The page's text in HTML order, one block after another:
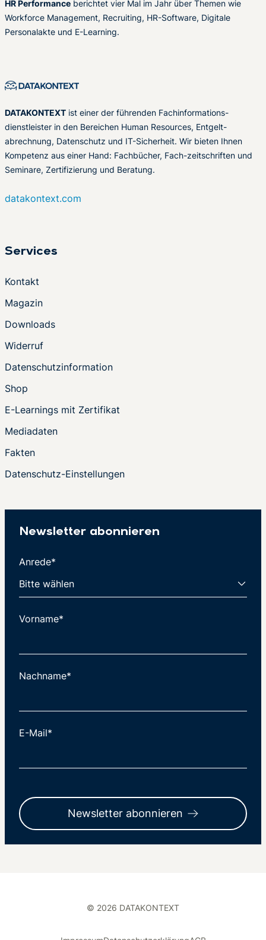
HR Performance berichtet vier Mal im Jahr über Themen wie
Workforce Management, Recruiting, HR-Software, Digitale
Personalakte und E-Learning.
DATAKONTEXT ist einer der führenden Fachinformations-
dienstleister in den Bereichen Human Resources, Entgelt-
abrechnung, Datenschutz und IT-Sicherheit. Wir bieten Ihnen
Kompetenz aus einer Hand: Fachbücher, Fach-zeitschriften und
Seminare, Zertifizierung und Beratung.
datakontext.com
Services
Kontakt
Magazin
Downloads
Widerruf
Datenschutzinformation
Shop
E-Learnings mit Zertifikat
Mediadaten
Fakten
Datenschutz-Einstellungen
Newsletter abonnieren
Anrede*
Vorname*
Nachname*
E-Mail*
Newsletter abonnieren
© 2026 DATAKONTEXT